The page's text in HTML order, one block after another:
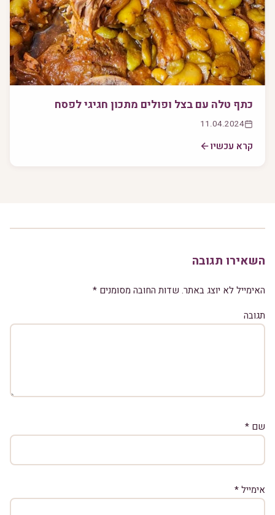
כתף טלה עם בצל ופולים מתכון חגיגי לפסח
11.04.2024
קרא עכשיו
השאירו תגובה
האימייל לא יוצג באתר. שדות החובה מסומנים *
תגובה
שם *
אימייל*